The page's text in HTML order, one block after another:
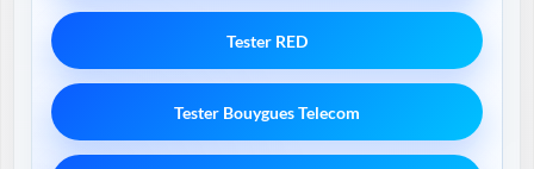
Tester RED
Tester Bouygues Telecom